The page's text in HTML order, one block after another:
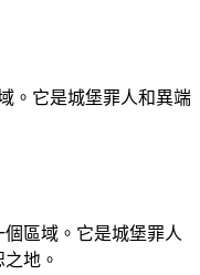
。它是城堡罪人和異端
區域。它是城堡罪人
地。